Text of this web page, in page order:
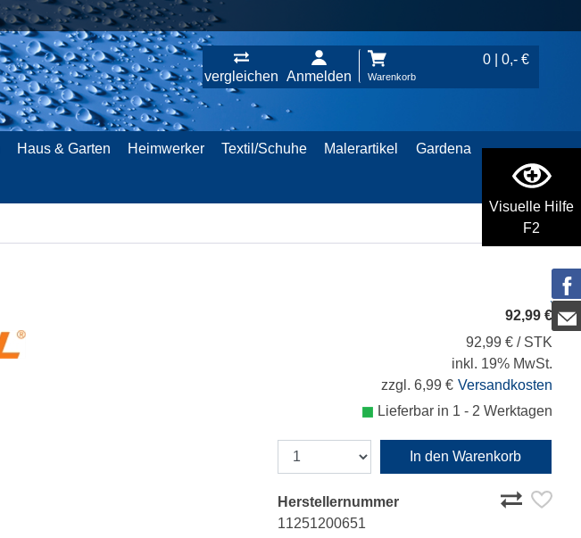
Visuelle Hilfe
F2
vergleichen Anmelden
0 | 0,- €
Warenkorb
Haus & Garten Heimwerker Textil/Schuhe Malerartikel Gardena
92,99 €
92,99 € / STK
inkl. 19% MwSt.
zzgl. 6,99 € Versandkosten
Lieferbar in 1 - 2 Werktagen
In den Warenkorb
Herstellernummer
11251200651